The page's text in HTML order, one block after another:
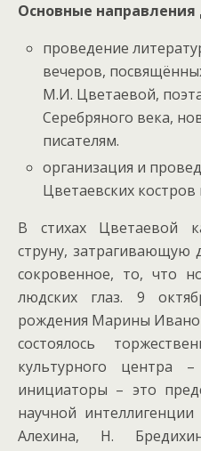
Основные направления
проведение
вечеров,
М.И. Цветаевой,
Серебряного века,
писателям.
организация и
Цветаевских
В стихах Цветаевой
струну,
сокровенное, то, что
людских глаз. 9
рождения Марины
состоялось
культурного центра
инициаторы – это
научной
Алехина, Н.